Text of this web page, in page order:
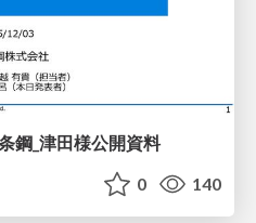
鋼_津田様公開資料
0 140